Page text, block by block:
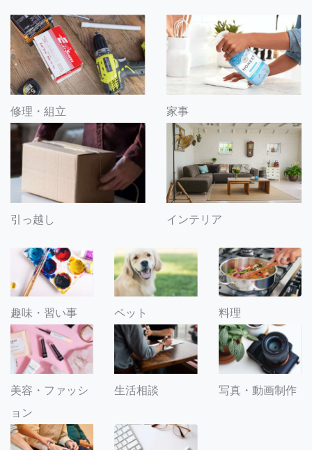
修理・組立 家事
引っ越し インテリア
趣味・習い事 ペット 料理
美容・ファッシ
ョン
生活相談 写真・動画制作